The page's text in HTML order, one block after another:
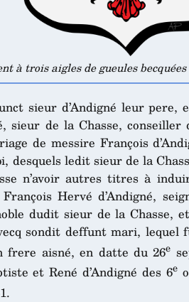
à trois aigles de gueules
sieur d’Andigné leur pere,
sieur de la Chasse,
de messire François
desquels ledit sieur de la
n’avoir autres titres à
Hervé d’Andigné,
dudit sieur de la Chasse,
sondit deffunt mari,
frere aisné, en datte du 26e
et René d’Andigné des 6e